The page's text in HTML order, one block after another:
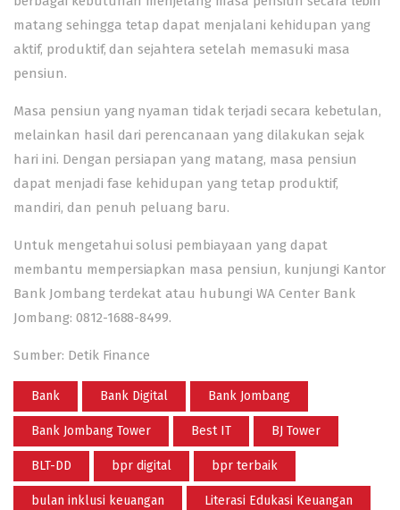
matang sehingga tetap dapat menjalani kehidupan yang
aktif, produktif, dan sejahtera setelah memasuki masa
pensiun.
Masa pensiun yang nyaman tidak terjadi secara kebetulan,
melainkan hasil dari perencanaan yang dilakukan sejak
hari ini. Dengan persiapan yang matang, masa pensiun
dapat menjadi fase kehidupan yang tetap produktif,
mandiri, dan penuh peluang baru.
Untuk mengetahui solusi pembiayaan yang dapat
membantu mempersiapkan masa pensiun, kunjungi Kantor
Bank Jombang terdekat atau hubungi WA Center Bank
Jombang: 0812-1688-8499.
Sumber: Detik Finance
Bank Bank Digital Bank Jombang
Bank Jombang Tower Best IT BJ Tower
BLT-DD bpr digital bpr terbaik
bulan inklusi keuangan Literasi Edukasi Keuangan